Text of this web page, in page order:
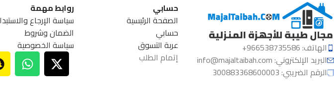
الهاتف: 966538735586+
البريد الإلكتروني:info@majaltaibah.com
الرقم الضريبي: 300883368600003
حسابي
الصفحة الرئيسية
حسابي
عربة التسوق
إتمام الطلب
روابط مهمة
سياسة الإرجاع
الضمان وشروط
سياسة الخصوصية